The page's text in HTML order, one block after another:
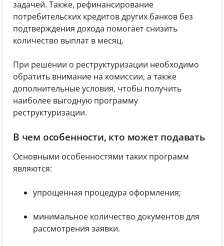
задачей. Также, рефинансирование
потребительских кредитов других банков без
подтверждения дохода помогает снизить
количество выплат в месяц.
При решении о реструктуризации необходимо
обратить внимание на комиссии, а также
дополнительные условия, чтобы получить
наиболее выгодную программу
реструктуризации.
В чем особенности, кто может подавать
Основными особенностями таких программ
являются:
упрощенная процедура оформления;
минимальное количество документов для
рассмотрения заявки.